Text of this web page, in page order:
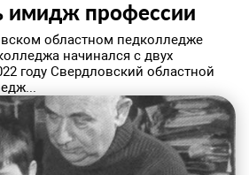
имидж профессии
областном педколледже
начинался с двух
году Свердловский областной